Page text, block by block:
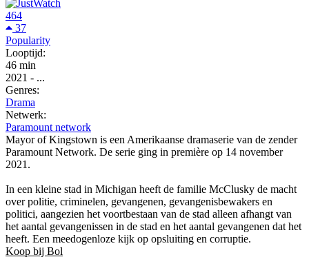
464
37
Popularity
Looptijd:
46 min
2021 - ...
Genres:
Drama
Netwerk:
Paramount network
Mayor of Kingstown is een Amerikaanse dramaserie van de zender
Paramount Network. De serie ging in première op 14 november
2021.
In een kleine stad in Michigan heeft de familie McClusky de macht
over politie, criminelen, gevangenen, gevangenisbewakers en
politici, aangezien het voortbestaan ​​van de stad alleen afhangt van
het aantal gevangenissen in de stad en het aantal gevangenen dat het
heeft. Een meedogenloze kijk op opsluiting en corruptie.
Koop bij Bol